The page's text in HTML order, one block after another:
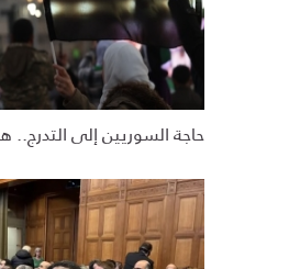
حاجة السوريين إلى التدرج..